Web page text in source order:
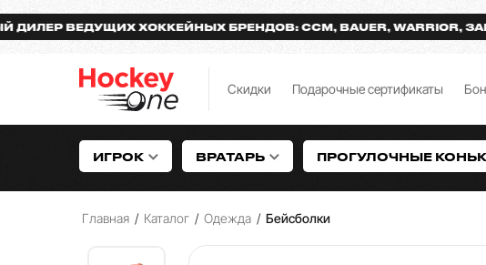
ВЕДУЩИХ ХОККЕЙНЫХ БРЕНДОВ: CCM, BAUER, WARRIOR, ЗАРЯД
Скидки Подарочные сертификаты
ИГРОК ВРАТАРЬ ПРОГУЛОЧНЫЕ
Главная / Каталог / Одежда / Бейсболки